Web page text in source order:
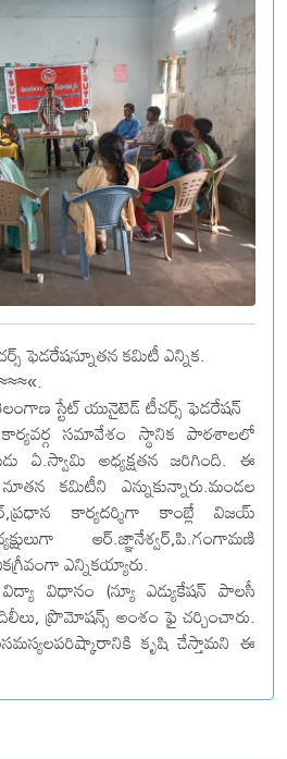
ఫెడరేషన్నూతన కమిటీ ఎన్నిక.
స్టేట్ యునైటెడ్ టీచర్స్ ఫెడరేషన్
సమావేశం స్థానిక పాఠశాలలో
ఏ.స్వామి అధ్యక్షతన జరిగింది. ఈ
కమిటీని ఎన్నుకున్నారు.మండల
కార్యదర్శిగా కాంబ్లే విజయ్
ఆర్.జ్ఞానేశ్వర్,పి.గంగామణి
ఎన్నికయ్యారు.
విధానం (న్యూ ఎడ్యుకేషన్ పాలసీ
ప్రొమోషన్స్ అంశం ఫై చర్చించారు.
కృషి చేస్తామని ఈ